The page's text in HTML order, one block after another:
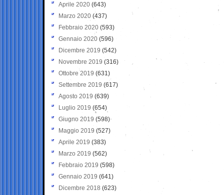
Aprile 2020 (643)
Marzo 2020 (437)
Febbraio 2020 (593)
Gennaio 2020 (596)
Dicembre 2019 (542)
Novembre 2019 (316)
Ottobre 2019 (631)
Settembre 2019 (617)
Agosto 2019 (639)
Luglio 2019 (654)
Giugno 2019 (598)
Maggio 2019 (527)
Aprile 2019 (383)
Marzo 2019 (562)
Febbraio 2019 (598)
Gennaio 2019 (641)
Dicembre 2018 (623)